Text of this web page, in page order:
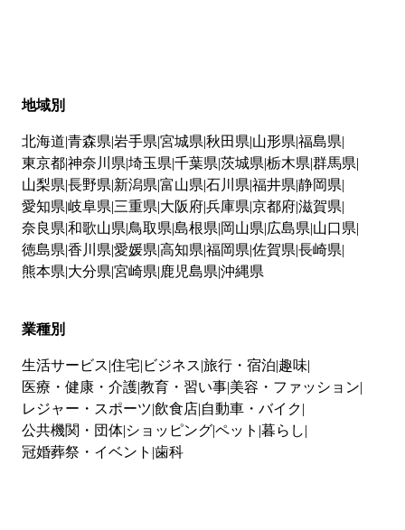
地域別
北海道 青森県 岩手県 宮城県 秋田県 山形県 福島県
東京都神奈川県 埼玉県 千葉県 茨城県 栃木県 群馬県
山梨県 長野県 新潟県 富山県 石川県 福井県 静岡県
愛知県 岐阜県 三重県 大阪府兵庫県 京都府滋賀県
奈良県 和歌山県 鳥取県 島根県 岡山県 広島県 山口県
徳島県 香川県 愛媛県 高知県 福岡県 佐賀県 長崎県
熊本県 大分県 宮崎県 鹿児島県 沖縄県
業種別
生活サービス 住宅 ビジネス 旅行・宿泊 趣味
医療・健康・介護教育・習い事 美容・ファッション
レジャー・スポーツ 飲食店 自動車・バイク
公共機関・団体 ショッピングペット 暮らし
冠婚葬祭・イベント 歯科